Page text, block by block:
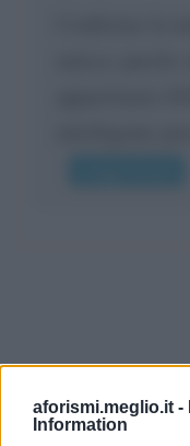
aforismi.meglio.it -
Information